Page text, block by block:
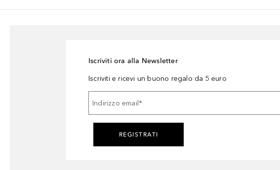
Iscriviti ora alla Newsletter
Iscriviti e ricevi un buono regalo da 5 euro
Indirizzo email *
REGISTRATI